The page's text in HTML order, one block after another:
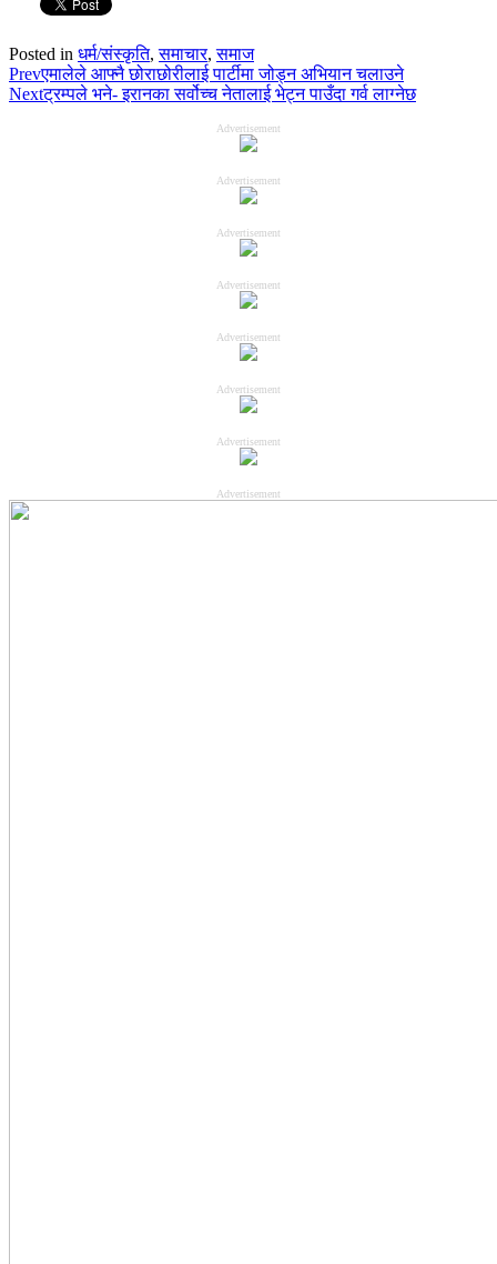
Posted in धर्म/संस्कृति,समाचार,समाज
Prevएमालेले आफ्नै छोराछोरीलाई पार्टीमा जोड्न अभियान चलाउने
Nextट्रम्पले भने- इरानका सर्वोच्च नेतालाई भेट्न पाउँदा गर्व लाग्नेछ
Advertisement
Advertisement
Advertisement
Advertisement
Advertisement
Advertisement
Advertisement
Advertisement